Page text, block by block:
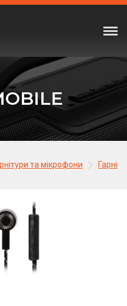
та мікрофони